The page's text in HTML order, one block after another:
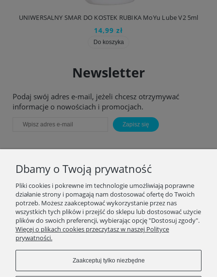
UNIWERSALNY SMAR DO KOSTEK RUBIKA MoYu Lube V2 5ml
14,99 zł
Do koszyka
Newsletter
Podaj swój adres e-mail, jeżeli chcesz otrzymywać
informacje o nowościach i promocjach.
Zapisz się
MOJE KONTO
PŁATNOŚCI I DOSTAWA
Dbamy o Twoją prywatność
Pliki cookies i pokrewne im technologie umożliwiają poprawne
działanie strony i pomagają nam dostosować ofertę do Twoich
potrzeb. Możesz zaakceptować wykorzystanie przez nas
wszystkich tych plików i przejść do sklepu lub dostosować użycie
plików do swoich preferencji, wybierając opcję "Dostosuj zgody".
Więcej o plikach cookies przeczytasz w naszej Polityce
prywatności.
Zaakceptuj tylko niezbędne